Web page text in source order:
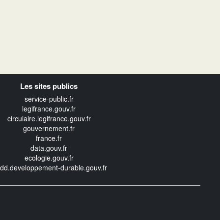
Les sites publics
service-public.fr
legifrance.gouv.fr
circulaire.legifrance.gouv.fr
gouvernement.fr
france.fr
data.gouv.fr
ecologie.gouv.fr
durable.gouv.fr